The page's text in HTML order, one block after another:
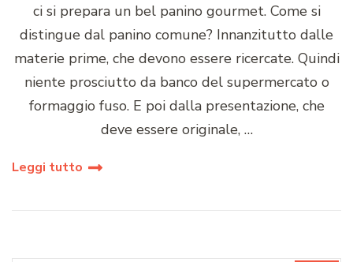
ci si prepara un bel panino gourmet. Come si
distingue dal panino comune? Innanzitutto dalle
materie prime, che devono essere ricercate. Quindi
niente prosciutto da banco del supermercato o
formaggio fuso. E poi dalla presentazione, che
deve essere originale, …
Leggi tutto